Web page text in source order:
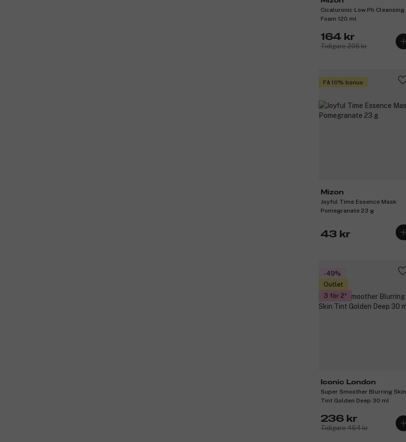
Cicaluronic Low Ph Cleansing
Foam 120 ml
164 kr
Tidigare 206 kr
Få 10% bonus
Mizon
Joyful Time Essence Mask
Pomegranate 23 g
43 kr
-49%
Outlet
3 för 2
Iconic London
Super Smoother Blurring Skin
Tint Golden Deep 30 ml
236 kr
Tidigare 464 kr